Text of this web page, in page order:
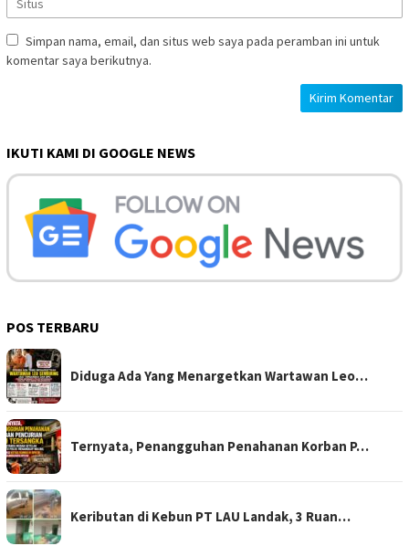
Simpan nama, email, dan situs web saya pada peramban ini untuk
komentar saya berikutnya.
IKUTI KAMI DI GOOGLE NEWS
POS TERBARU
Diduga Ada Yang Menargetkan Wartawan Leo…
Ternyata, Penangguhan Penahanan Korban P…
Keributan di Kebun PT LAU Landak, 3 Ruan…